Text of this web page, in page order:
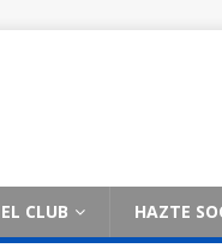
EL CLUB HAZTE